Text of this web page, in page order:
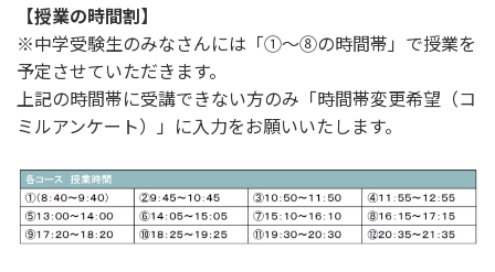
【授業の時間割】
※中学受験生のみなさんには「①～⑧の時間帯」で授業を
予定させていただきます。
上記の時間帯に受講できない方のみ「時間帯変更希望（コ
ミルアンケート）」に入力をお願いいたします。